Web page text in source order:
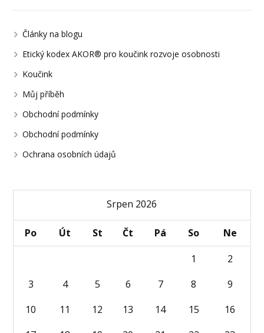
Články na blogu
Etický kodex AKOR® pro koučink rozvoje osobnosti
Koučink
Můj příběh
Obchodní podmínky
Obchodní podmínky
Ochrana osobních údajů
Srpen 2026
Po Út St Čt Pá So
Ne
1
2
3
4 5 6 7 8
9
10
11 12 13 14 15
16